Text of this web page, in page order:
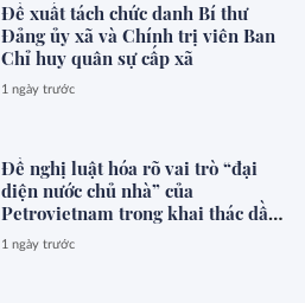
Đề xuất tách chức danh Bí thư
Đảng ủy xã và Chính trị viên Ban
Chỉ huy quân sự cấp xã
1 ngày trước
Đề nghị luật hóa rõ vai trò “đại
diện nước chủ nhà” của
Petrovietnam trong khai thác dầu
khí
1 ngày trước